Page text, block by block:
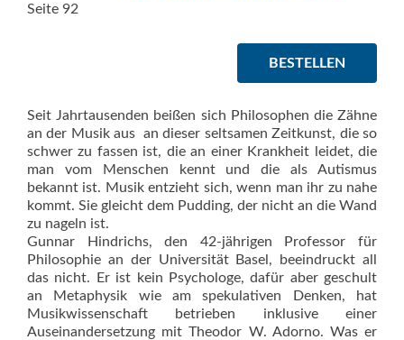
Seite 92
BESTELLEN
Seit Jahrtausenden beißen sich Philosophen die Zähne
an der Musik aus  an dieser seltsamen Zeitkunst, die so
schwer zu fassen ist, die an einer Krankheit leidet, die
man vom Menschen kennt und die als Autismus
bekannt ist. Musik entzieht sich, wenn man ihr zu nahe
kommt. Sie gleicht dem Pudding, der nicht an die Wand
zu nageln ist.
Gunnar Hindrichs, den 42-jährigen Professor für
Philosophie an der Universität Basel, beeindruckt all
das nicht. Er ist kein Psychologe, dafür aber geschult
an Metaphysik wie am spekulativen Denken, hat
Musikwissenschaft betrieben inklusive einer
Auseinandersetzung mit Theodor W. Adorno. Was er